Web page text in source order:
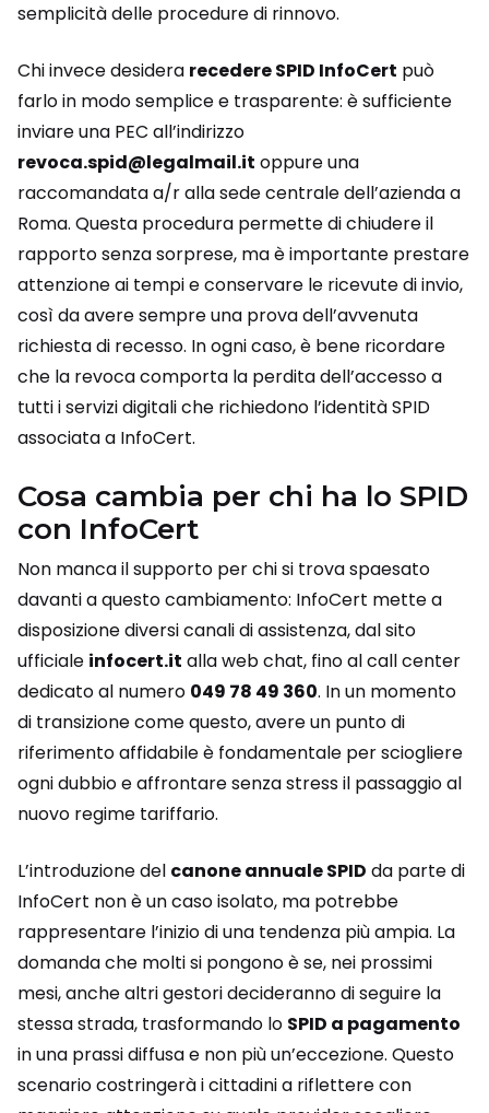
semplicità delle procedure di rinnovo.
Chi invece desidera recedere SPID InfoCert può
farlo in modo semplice e trasparente: è sufficiente
inviare una PEC all’indirizzo
revoca.spid@legalmail.it oppure una
raccomandata a/r alla sede centrale dell’azienda a
Roma. Questa procedura permette di chiudere il
rapporto senza sorprese, ma è importante prestare
attenzione ai tempi e conservare le ricevute di invio,
così da avere sempre una prova dell’avvenuta
richiesta di recesso. In ogni caso, è bene ricordare
che la revoca comporta la perdita dell’accesso a
tutti i servizi digitali che richiedono l’identità SPID
associata a InfoCert.
Cosa cambia per chi ha lo SPID
con InfoCert
Non manca il supporto per chi si trova spaesato
davanti a questo cambiamento: InfoCert mette a
disposizione diversi canali di assistenza, dal sito
ufficiale infocert.it alla web chat, fino al call center
dedicato al numero 049 78 49 360. In un momento
di transizione come questo, avere un punto di
riferimento affidabile è fondamentale per sciogliere
ogni dubbio e affrontare senza stress il passaggio al
nuovo regime tariffario.
L’introduzione del canone annuale SPID da parte di
InfoCert non è un caso isolato, ma potrebbe
rappresentare l’inizio di una tendenza più ampia. La
domanda che molti si pongono è se, nei prossimi
mesi, anche altri gestori decideranno di seguire la
stessa strada, trasformando lo SPID a pagamento
in una prassi diffusa e non più un’eccezione. Questo
scenario costringerà i cittadini a riflettere con